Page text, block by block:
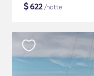
$622/notte